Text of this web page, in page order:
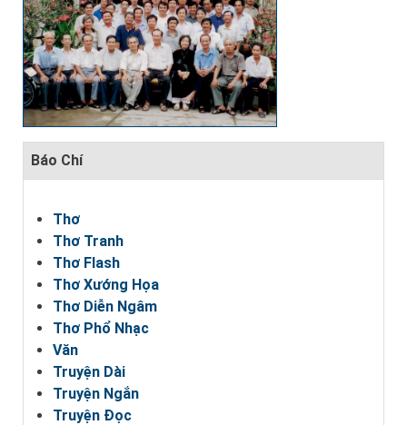
Báo Chí
Thơ
Thơ Tranh
Thơ Flash
Thơ Xướng Họa
Thơ Diễn Ngâm
Thơ Phổ Nhạc
Văn
Truyện Dài
Truyện Ngắn
Truyện Đọc